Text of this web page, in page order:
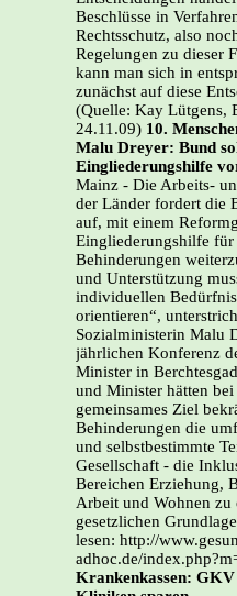
Beschlüsse in
Rechtsschutz, also
Regelungen zu dieser
kann man sich in
zunächst auf diese
(Quelle: Kay Lütgens,
24.11.09) 10.
Malu Dreyer: Bund
Eingliederungshilfe
Mainz - Die Arbeits-
der Länder fordert die
auf, mit einem
Eingliederungshilfe für
Behinderungen
und Unterstützung
individuellen
orientieren“,
Sozialministerin Malu
jährlichen Konferenz
Minister in
und Minister hätten
gemeinsames Ziel
Behinderungen die
und selbstbestimmte
Gesellschaft - die
Bereichen Erziehung,
Arbeit und Wohnen zu
gesetzlichen
lesen: http://
adhoc.de/
Krankenkassen: